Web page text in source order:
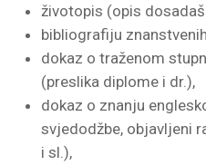
životopis (opis
bibliografiju
dokaz o traženom
(preslika diplome i dr.),
dokaz o znanju
svjedodžbe, objavljeni
i sl.),